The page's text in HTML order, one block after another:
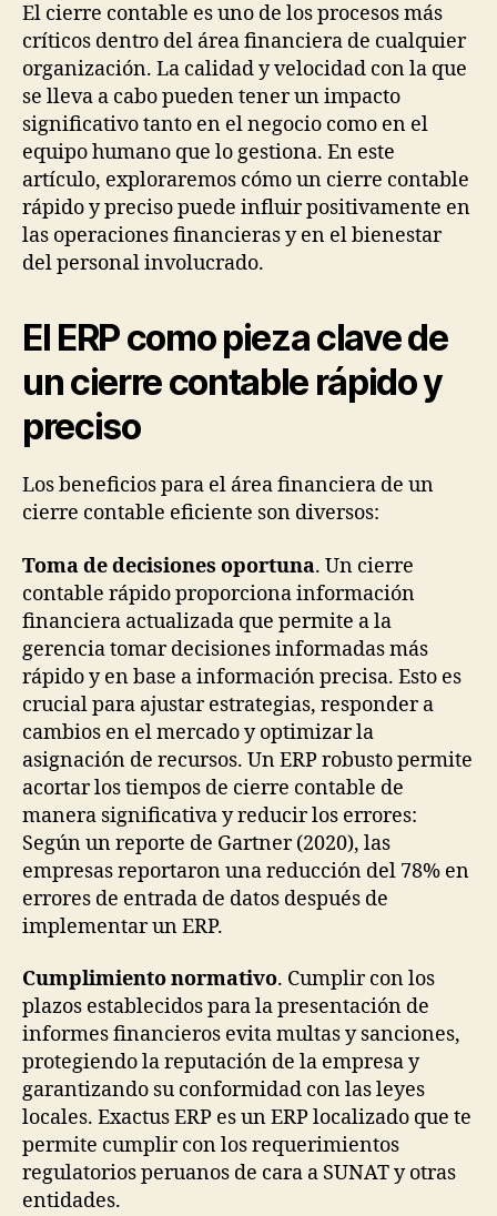
El cierre contable es uno de los procesos más
críticos dentro del área financiera de cualquier
organización. La calidad y velocidad con la que
se lleva a cabo pueden tener un impacto
significativo tanto en el negocio como en el
equipo humano que lo gestiona. En este
artículo, exploraremos cómo un cierre contable
rápido y preciso puede influir positivamente en
las operaciones financieras y en el bienestar
del personal involucrado.
El ERP como pieza clave de
un cierre contable rápido y
preciso
Los beneficios para el área financiera de un
cierre contable eficiente son diversos:
Toma de decisiones oportuna. Un cierre
contable rápido proporciona información
financiera actualizada que permite a la
gerencia tomar decisiones informadas más
rápido y en base a información precisa. Esto es
crucial para ajustar estrategias, responder a
cambios en el mercado y optimizar la
asignación de recursos. Un ERP robusto permite
acortar los tiempos de cierre contable de
manera significativa y reducir los errores:
Según un reporte de Gartner (2020), las
empresas reportaron una reducción del 78% en
errores de entrada de datos después de
implementar un ERP.
Cumplimiento normativo. Cumplir con los
plazos establecidos para la presentación de
informes financieros evita multas y sanciones,
protegiendo la reputación de la empresa y
garantizando su conformidad con las leyes
locales. Exactus ERP es un ERP localizado que te
permite cumplir con los requerimientos
regulatorios peruanos de cara a SUNAT y otras
entidades.